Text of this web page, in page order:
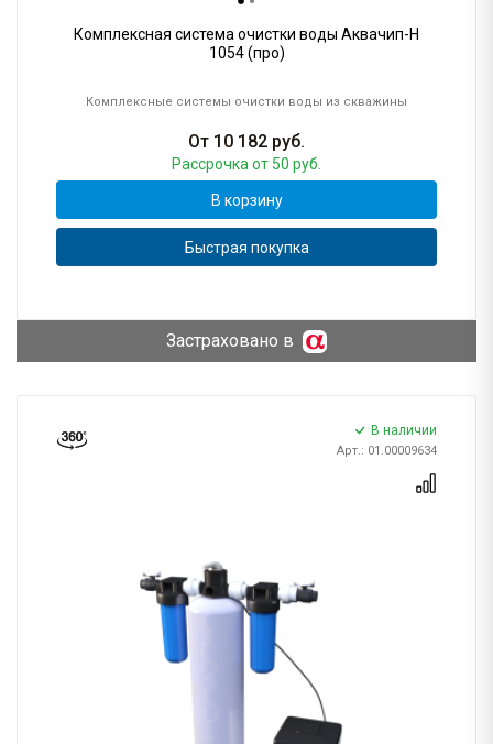
Комплексная система очистки воды Аквачип-H
1054 (про)
Комплексные системы очистки воды из скважины
От 10 182 руб.
Рассрочка от 50 руб.
В корзину
Быстрая покупка
Застраховано в
В наличии
Арт.: 01.00009634